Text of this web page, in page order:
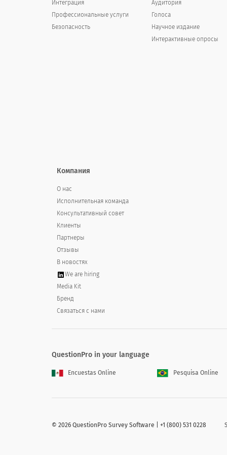
other
Are you currently married?
Are you currently married?
No
How many years have you been
Married
How many children do you have?
Интеграция
Профессиональные услуги
Безопасность
Аудитория
Голоса
Научное издание
Интерактивные опросы
Компания
О нас
Исполнительная команда
Консультативный совет
Клиенты
Партнеры
Отзывы
В новостях
We are hiring
Media Kit
Бренд
Связаться с нами
QuestionPro in your language
Encuestas Online Pesquisa Online
© 2026 QuestionPro Survey Software | +1 (800) 531 0228